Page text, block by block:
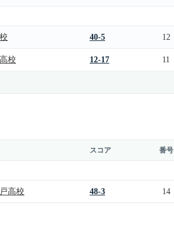
40-5 12
校 12-17 11
スコア 番号
高校 48-3 14